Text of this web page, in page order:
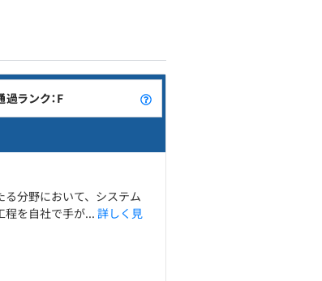
過ランク：F
分野において、システム
程を自社で手が... 詳しく見